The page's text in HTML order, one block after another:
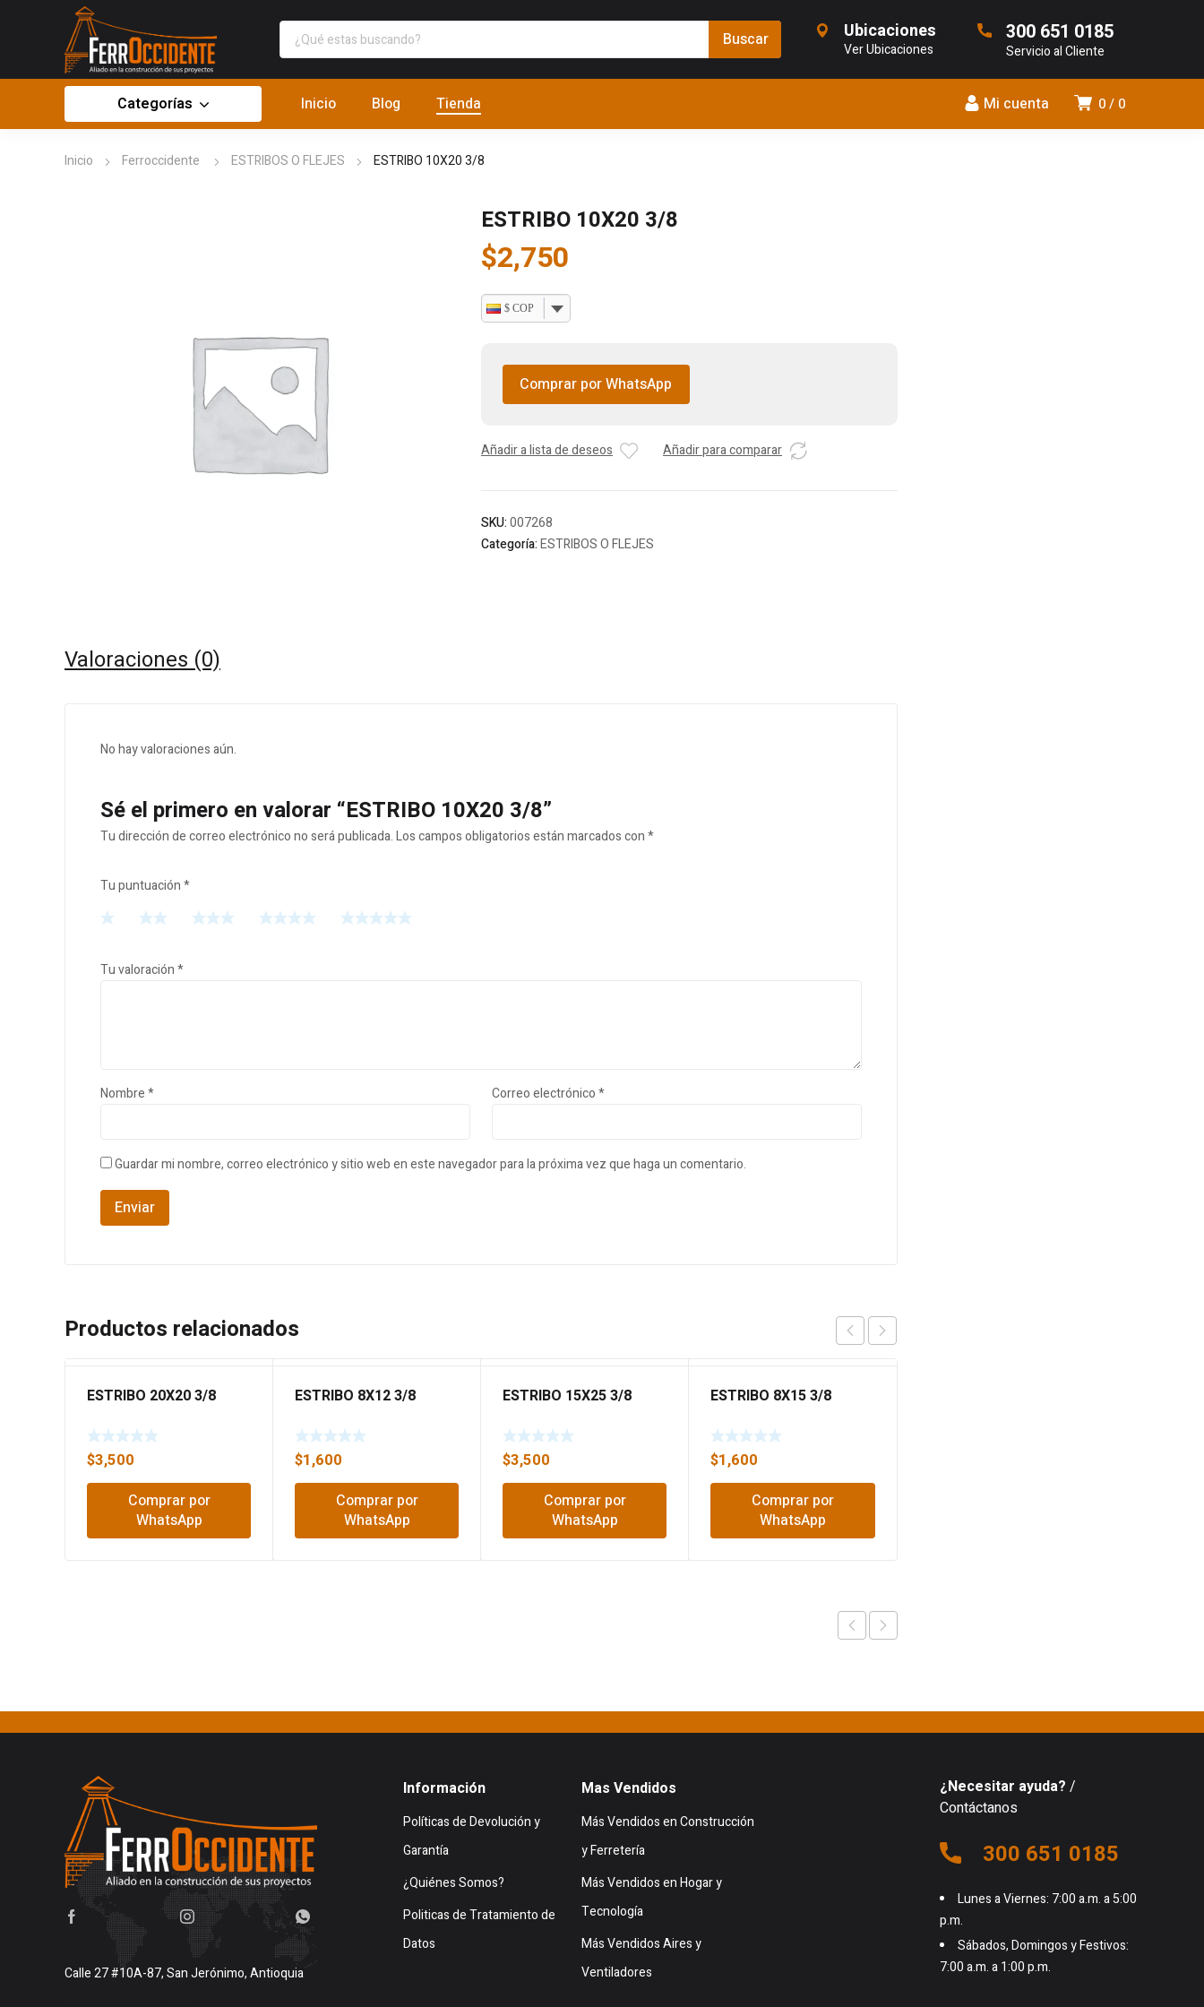
Ubicaciones
Ver Ubicaciones
300 651 0185
Servicio al Cliente
0 0
Mi cuenta
Categorías Inicio Blog Tienda
Inicio Ferroccidente ESTRIBOS O FLEJES ESTRIBO 10X20 3/8
ESTRIBO 10X20 3/8
$2,750
$ COP
Comprar por WhatsApp
Añadir a lista de deseos Añadir para comparar
SKU:007268
Categoría:ESTRIBOS O FLEJES
Valoraciones (0)
No hay valoraciones aún.
Sé el primero en valorar “ESTRIBO 10X20 3/8”
Tu dirección de correo electrónico no será publicada.Los campos obligatorios están marcados con*
Tu puntuación*
Tu valoración*
Nombre* Correo electrónico*
Guardar mi nombre, correo electrónico y sitio web en este navegador para la próxima vez que haga un comentario.
Productos relacionados
ESTRIBO 20X20 3/8
$3,500
Comprar por
WhatsApp
ESTRIBO 8X12 3/8
$1,600
Comprar por
WhatsApp
ESTRIBO 15X25 3/8
$3,500
Comprar por
WhatsApp
ESTRIBO 8X15 3/8
$1,600
Comprar por
WhatsApp
Calle 27 #10A-87, San Jerónimo, Antioquia
Información
Políticas de Devolución y
Garantía
¿Quiénes Somos?
Politicas de Tratamiento de
Datos
Mas Vendidos
Más Vendidos en Construcción
y Ferretería
Más Vendidos en Hogar y
Tecnología
Más Vendidos Aires y
Ventiladores
¿Necesitar ayuda? /
Contáctanos
300 651 0185
Lunes a Viernes: 7:00 a.m. a 5:00
p.m.
Sábados, Domingos y Festivos:
7:00 a.m. a 1:00 p.m.